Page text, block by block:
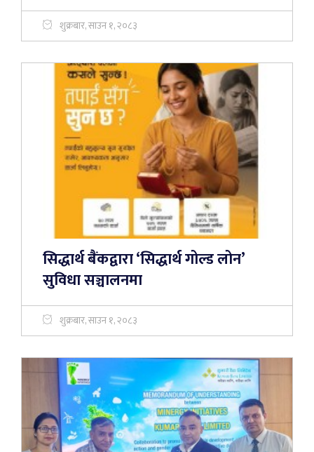
शुक्रबार, साउन १, २०८३
सिद्धार्थ बैंकद्वारा ‘सिद्धार्थ गोल्ड लोन’
सुविधा सञ्चालनमा
शुक्रबार, साउन १, २०८३